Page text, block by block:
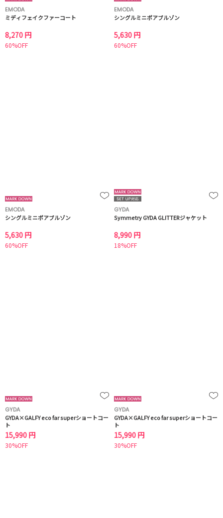
EMODA
ミディフェイクファーコート
8,270 円
60%OFF
EMODA
シングルミニボアブルゾン
5,630 円
60%OFF
EMODA
シングルミニボアブルゾン
5,630 円
60%OFF
GYDA
Symmetry GYDA GLITTERジャケット
8,990 円
18%OFF
GYDA
GYDA×GALFY eco far superショートコー
ト
15,990 円
30%OFF
GYDA
GYDA×GALFY eco far superショートコー
ト
15,990 円
30%OFF